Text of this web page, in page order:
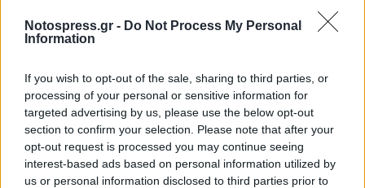
Notospress.gr - Do Not Process My Personal
Information
If you wish to opt-out of the sale, sharing to third parties, or
processing of your personal or sensitive information for
targeted advertising by us, please use the below opt-out
section to confirm your selection. Please note that after your
opt-out request is processed you may continue seeing
interest-based ads based on personal information utilized by
us or personal information disclosed to third parties prior to